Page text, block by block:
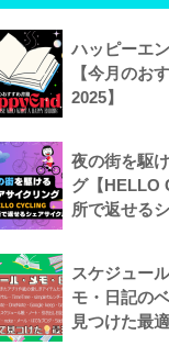
ハッピーエ
【今月のお
2025】
夜の街を駆
グ【HELLO
所で返せる
スケジュー
モ・日記の
見つけた最適